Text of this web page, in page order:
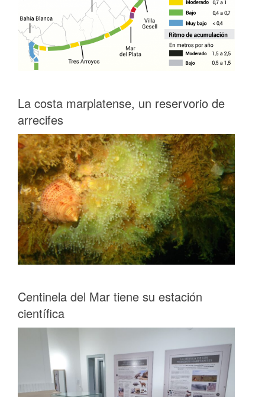
La costa marplatense, un reservorio de
arrecifes
Centinela del Mar tiene su estación
científica